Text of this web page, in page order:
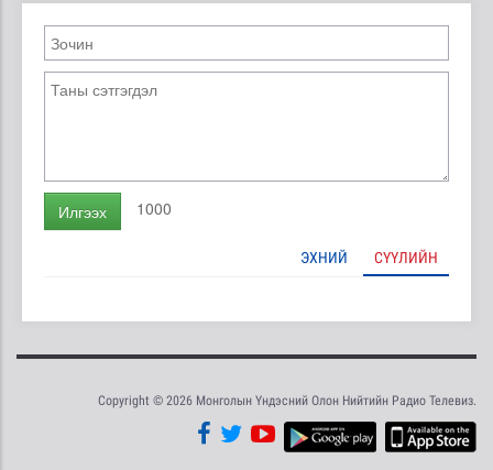
Илгээх 1000
ЭХНИЙ СҮҮЛИЙН
Copyright © 2026 Монголын Үндэсний Олон Нийтийн Радио Телевиз.